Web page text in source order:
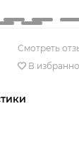
Смотреть
В